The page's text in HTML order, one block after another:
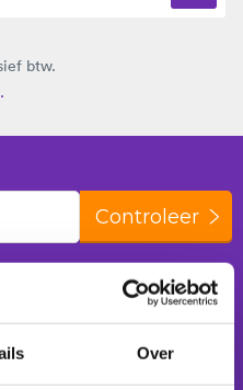
Over
btw.
Controleer
424 domeinnamen
domeinnamenvoor